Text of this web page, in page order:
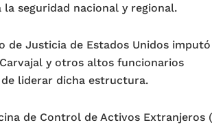
la seguridad nacional y regional.
Justicia de Estados Unidos imputó
y otros altos funcionarios
liderar dicha estructura.
de Control de Activos Extranjeros